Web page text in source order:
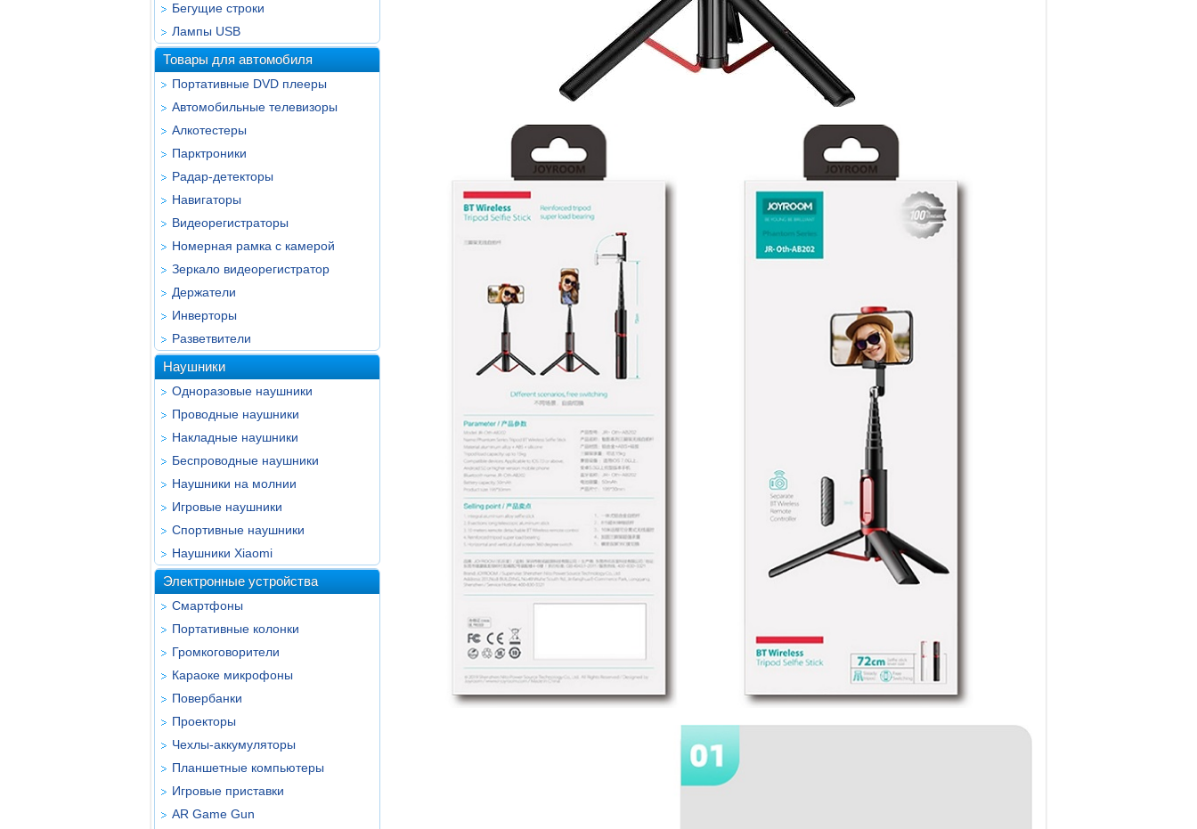
Бегущие строки
Лампы USB
Товары для автомобиля
Портативные DVD плееры
Автомобильные телевизоры
Алкотестеры
Парктроники
Радар-детекторы
Навигаторы
Видеорегистраторы
Номерная рамка с камерой
Зеркало видеорегистратор
Держатели
Инверторы
Разветвители
Наушники
Одноразовые наушники
Проводные наушники
Накладные наушники
Беспроводные наушники
Наушники на молнии
Игровые наушники
Спортивные наушники
Наушники Xiaomi
Электронные устройства
Смартфоны
Портативные колонки
Громкоговорители
Караоке микрофоны
Повербанки
Проекторы
Чехлы-аккумуляторы
Планшетные компьютеры
Игровые приставки
AR Game Gun